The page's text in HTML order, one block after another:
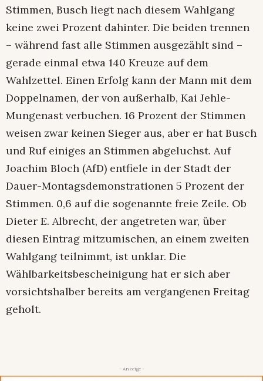
Stimmen, Busch liegt nach diesem Wahlgang
keine zwei Prozent dahinter. Die beiden trennen
– während fast alle Stimmen ausgezählt sind –
gerade einmal etwa 140 Kreuze auf dem
Wahlzettel. Einen Erfolg kann der Mann mit dem
Doppelnamen, der von außerhalb, Kai Jehle-
Mungenast verbuchen. 16 Prozent der Stimmen
weisen zwar keinen Sieger aus, aber er hat Busch
und Ruf einiges an Stimmen abgeluchst. Auf
Joachim Bloch (AfD) entfiele in der Stadt der
Dauer-Montagsdemonstrationen 5 Prozent der
Stimmen. 0,6 auf die sogenannte freie Zeile. Ob
Dieter E. Albrecht, der angetreten war, über
diesen Eintrag mitzumischen, an einem zweiten
Wahlgang teilnimmt, ist unklar. Die
Wählbarkeitsbescheinigung hat er sich aber
vorsichtshalber bereits am vergangenen Freitag
geholt.
- Anzeige -